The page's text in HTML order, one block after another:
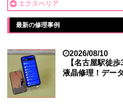
エクスペリア
最新の修理事例
2026/08/10
【名古屋駅徒
液晶修理！デー